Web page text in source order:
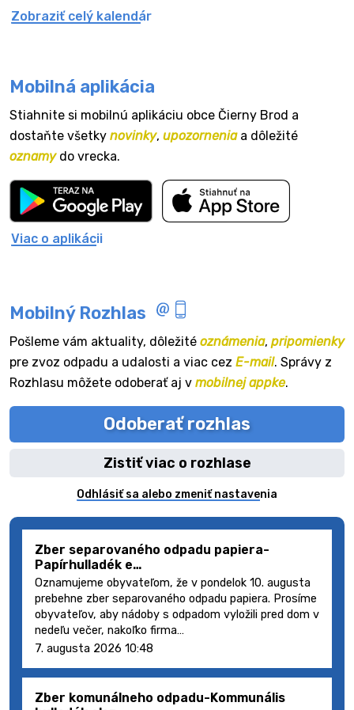
Zobraziť celý kalendár
Mobilná aplikácia
Stiahnite si mobilnú aplikáciu obce Čierny Brod a
dostaňte všetky novinky, upozorneniaa dôležité
oznamydo vrecka.
Viac o aplikácii
Mobilný Rozhlas
Pošleme vám aktuality, dôležité oznámenia, pripomienky
pre zvoz odpadu a udalosti a viac cez E-mail. Správy z
Rozhlasu môžete odoberať aj v mobilnej appke.
Odoberať rozhlas
Zistiť viac o rozhlase
Odhlásiť sa alebo zmeniť nastavenia
Zber separovaného odpadu papiera-
Papírhulladék e…
Oznamujeme obyvateľom, že v pondelok 10. augusta
prebehne zber separovaného odpadu papiera. Prosíme
obyvateľov, aby nádoby s odpadom vyložili pred dom v
nedeľu večer, nakoľko firma…
7. augusta 2026 10:48
Zber komunálneho odpadu-Kommunális